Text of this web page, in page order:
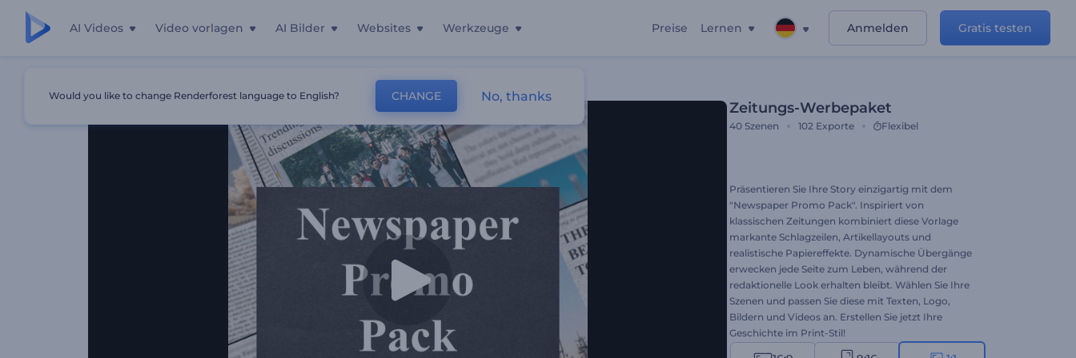
AI Videos Video vorlagen AI Bilder Websites Werkzeuge Preise Lernen Anmelden Gratis testen
Zeitungs-Werbepaket
40 Szenen 102 Exporte Flexibel
Präsentieren Sie Ihre Story einzigartig mit dem
"Newspaper Promo Pack". Inspiriert von
klassischen Zeitungen kombiniert diese Vorlage
markante Schlagzeilen, Artikellayouts und
realistische Papiereffekte. Dynamische Übergänge
erwecken jede Seite zum Leben, während der
redaktionelle Look erhalten bleibt. Wählen Sie Ihre
Szenen und passen Sie diese mit Texten, Logo,
Bildern und Videos an. Erstellen Sie jetzt Ihre
Geschichte im Print-Stil!
Would you like to change Renderforest language to English? CHANGE No, thanks